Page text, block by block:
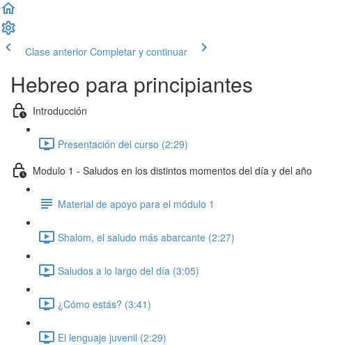
Clase anterior Completar y continuar
Hebreo para principiantes
Introducción
Presentación del curso (2:29)
Modulo 1 - Saludos en los distintos momentos del día y del año
Material de apoyo para el módulo 1
Shalom, el saludo más abarcante (2:27)
Saludos a lo largo del día (3:05)
¿Cómo estás? (3:41)
El lenguaje juvenil (2:29)